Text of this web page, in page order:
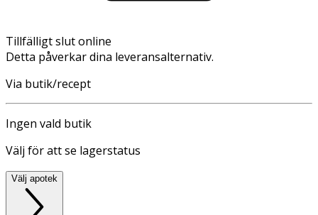
Tillfälligt slut online
Detta påverkar dina leveransalternativ.
Via butik/recept
Ingen vald butik
Välj för att se lagerstatus
Välj apotek